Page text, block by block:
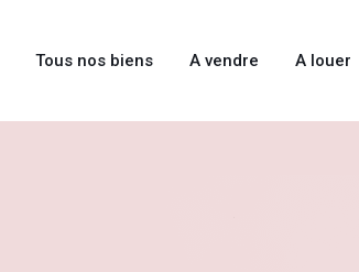
Tous nos biens A vendre A louer